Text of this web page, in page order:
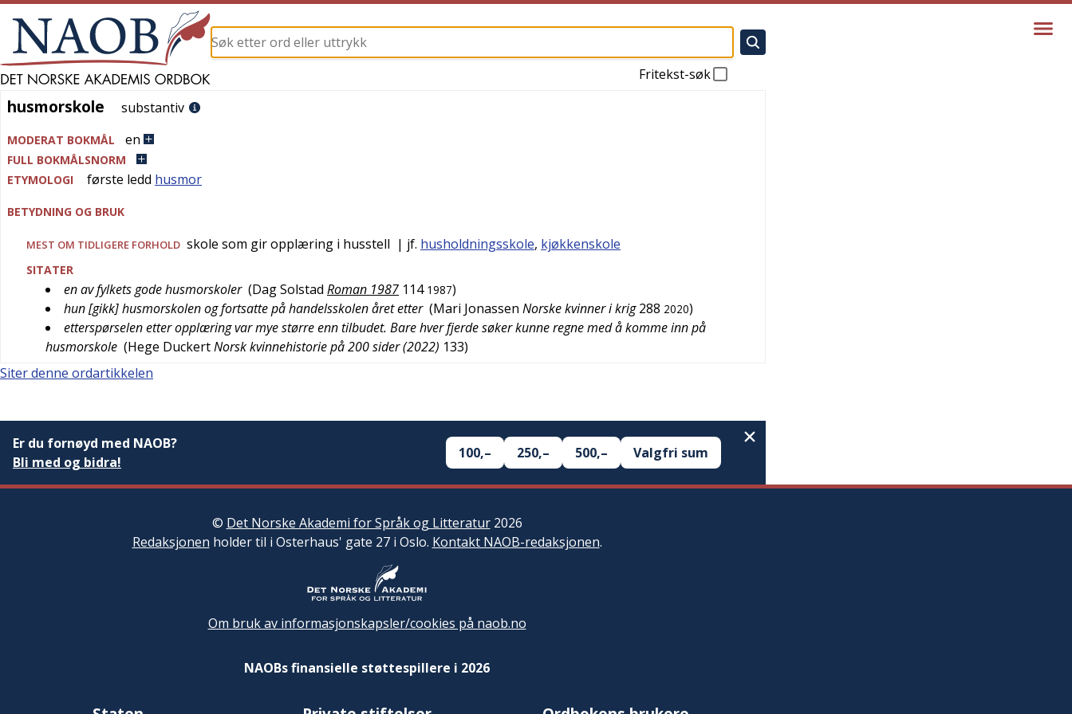
Fritekst-søk
husmorskole
husmorskole substantiv
MODERAT BOKMÅL en
FULL BOKMÅLSNORM
ETYMOLOGI
første ledd husmor
BETYDNING OG BRUK
MEST OM TIDLIGERE FORHOLD skole som gir opplæring i husstell | jf. husholdningsskole, kjøkkenskole
SITATER
en av fylkets gode husmorskoler (Dag Solstad Roman 1987 114 1987)
hun [gikk] husmorskolen og fortsatte på handelsskolen året etter (Mari Jonassen Norske kvinner i krig 288 2020)
etterspørselen etter opplæring var mye større enn tilbudet. Bare hver fjerde søker kunne regne med å komme inn på
husmorskole (Hege DuckertNorsk kvinnehistorie på 200 sider (2022) 133)
Siter denne ordartikkelen
Er du fornøyd med NAOB?
Bli med og bidra!
100,– 250,– 500,– Valgfri sum
© Det Norske Akademi for Språk og Litteratur2026
Redaksjonen holder til i Osterhaus' gate 27 i Oslo. Kontakt NAOB-redaksjonen.
Om bruk av informasjonskapsler/cookies på naob.no
NAOBs finansielle støttespillere i 2026